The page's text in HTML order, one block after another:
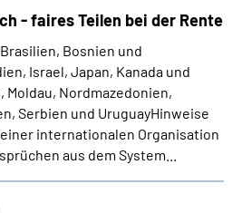
- faires Teilen bei der Rente
Bosnien und
Israel, Japan, Kanada und
Moldau, Nordmazedonien,
Serbien und UruguayHinweise
internationalen Organisation
aus dem System...